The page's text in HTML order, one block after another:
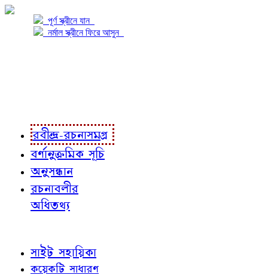
পূর্ণ স্ক্রীনে যান
নর্মাল স্ক্রীনে ফিরে আসুন
রবীন্দ্র-রচনাসমগ্র
বর্ণানুক্রমিক সূচি
অনুসন্ধান
রচনাবলীর
অধিতথ্য
সাইট সহায়িকা
কয়েকটি সাধারণ